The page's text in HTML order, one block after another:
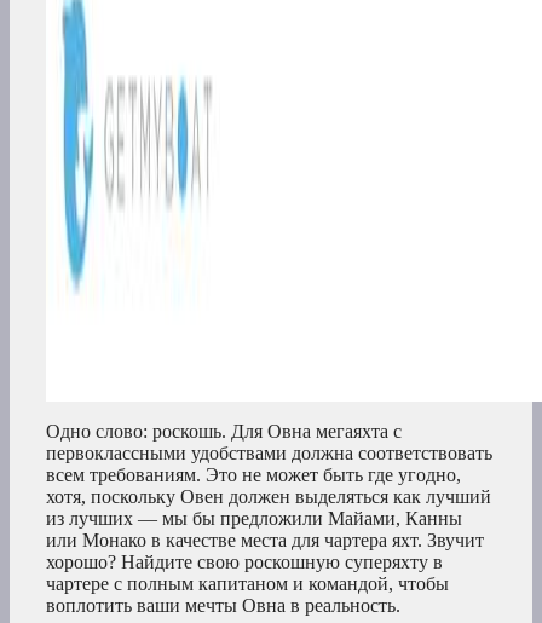
Одно слово: роскошь. Для Овна мегаяхта с
первоклассными удобствами должна соответствовать
всем требованиям. Это не может быть где угодно,
хотя, поскольку Овен должен выделяться как лучший
из лучших — мы бы предложили Майами, Канны
или Монако в качестве места для чартера яхт. Звучит
хорошо? Найдите свою роскошную суперяхту в
чартере с полным капитаном и командой, чтобы
воплотить ваши мечты Овна в реальность.